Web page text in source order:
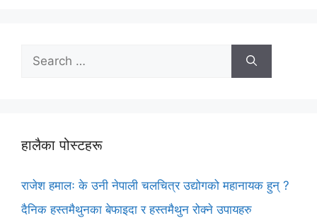
Search
for:
हालैका पोस्टहरू
राजेश हमालः के उनी नेपाली चलचित्र उद्योगको महानायक हुन् ?
दैनिक हस्तमैथुनका बेफाइदा र हस्तमैथुन रोक्ने उपायहरु